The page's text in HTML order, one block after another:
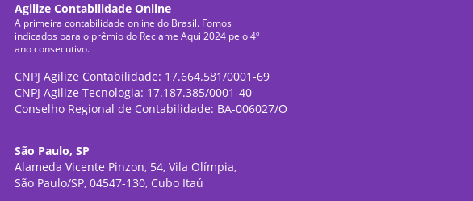
Agilize Contabilidade Online
A primeira contabilidade online do Brasil. Fomos
indicados para o prêmio do Reclame Aqui 2024 pelo 4º
ano consecutivo.
CNPJ Agilize Contabilidade: 17.664.581/0001-69
CNPJ Agilize Tecnologia: 17.187.385/0001-40
Conselho Regional de Contabilidade: BA-006027/O
São Paulo, SP
Alameda Vicente Pinzon, 54, Vila Olímpia,
São Paulo/SP, 04547-130, Cubo Itaú